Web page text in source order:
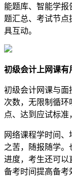
能题库、智能学报
题汇总、考试节点
具互动。
初级会计上网课有
初级会计网课与面
次数，无限制循环
点、达到应试标准
网络课程学时间
之苦，随报随学。
进度，考生还可以
备考时间提高备考